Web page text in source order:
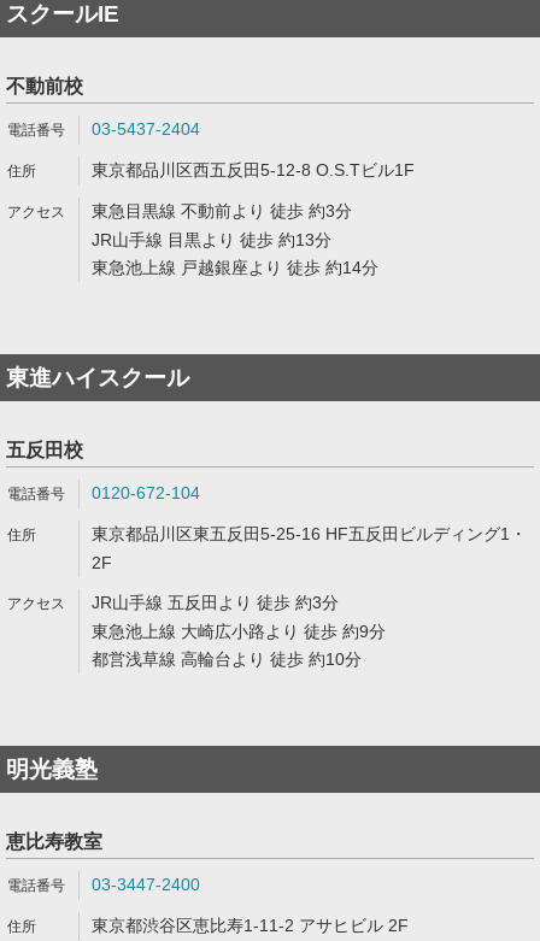
スクールIE
不動前校
03-5437-2404
東京都品川区西五反田5-12-8 O.S.Tビル1F
東急目黒線 不動前より 徒歩 約3分
JR山手線 目黒より 徒歩 約13分
東急池上線 戸越銀座より 徒歩 約14分
東進ハイスクール
五反田校
0120-672-104
東京都品川区東五反田5-25-16 HF五反田ビルディング1・
2F
JR山手線 五反田より 徒歩 約3分
東急池上線 大崎広小路より 徒歩 約9分
都営浅草線 高輪台より 徒歩 約10分
明光義塾
恵比寿教室
03-3447-2400
東京都渋谷区恵比寿1-11-2 アサヒビル 2F